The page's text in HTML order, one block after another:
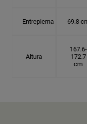
Entrepierna 69.8
Altura
167.6-
172.7
cm